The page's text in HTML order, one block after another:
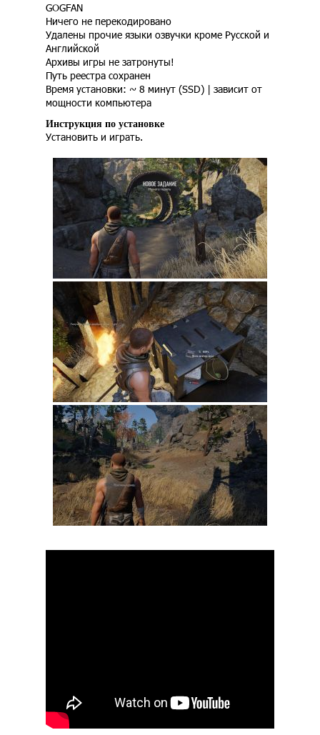
GOGFAN
Ничего не перекодировано
Удалены прочие языки озвучки кроме Русской и
Английской
Архивы игры не затронуты!
Путь реестра сохранен
Время установки: ~ 8 минут (SSD) | зависит от
мощности компьютера
Инструкция по установке
Установить и играть.